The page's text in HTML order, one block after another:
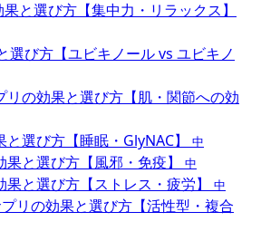
と選び方【集中力・リラックス】
選び方【ユビキノール vs ユビキノ
リの効果と選び方【肌・関節への効
選び方【睡眠・GlyNAC】 中
と選び方【風邪・免疫】 中
果と選び方【ストレス・疲労】 中
リの効果と選び方【活性型・複合